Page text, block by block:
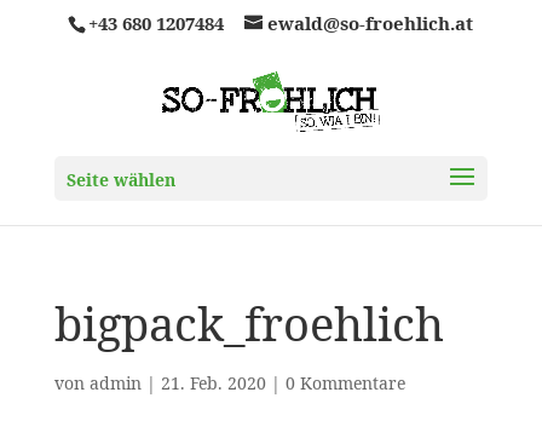
+43 680 1207484 ewald@so-froehlich.at
Seite wählen
bigpack_froehlich
von admin| 21. Feb. 2020| 0 Kommentare